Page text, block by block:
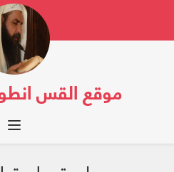
موقع القس